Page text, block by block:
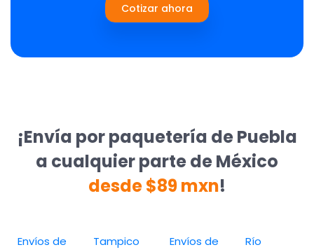
Cotizar ahora
¡Envía por paquetería de Puebla
a cualquier parte de México
desde $89 mxn!
Envíos de
Tampico
Envíos de
Río